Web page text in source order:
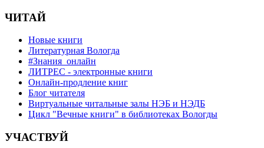
ЧИТАЙ
Новые книги
Литературная Вологда
#Знания_онлайн
ЛИТРЕС - электронные книги
Онлайн-продление книг
Блог читателя
Виртуальные читальные залы НЭБ и НЭДБ
Цикл "Вечные книги" в библиотеках Вологды
УЧАСТВУЙ